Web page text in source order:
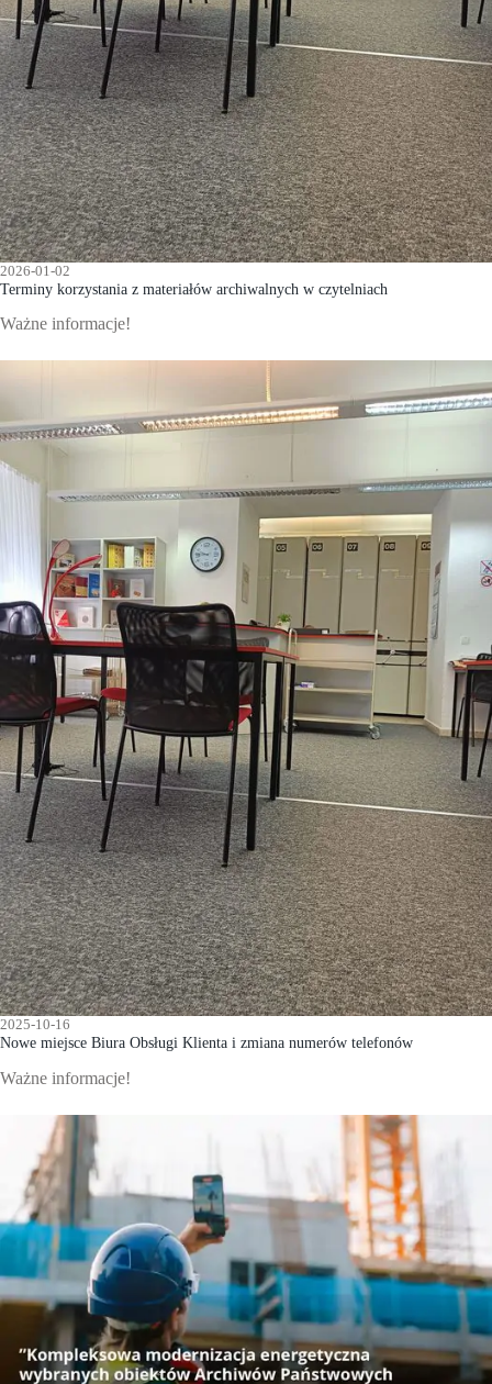
2026-01-02
Terminy korzystania z materiałów archiwalnych w czytelniach
Ważne informacje!
2025-10-16
Nowe miejsce Biura Obsługi Klienta i zmiana numerów telefonów
Ważne informacje!